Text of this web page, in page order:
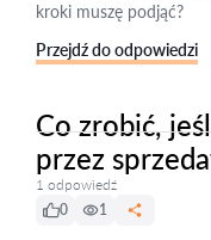
kroki muszę podjąć?
Przejdź do odpowiedzi
Co zrobić,
przez
1 odpowiedź
0
1